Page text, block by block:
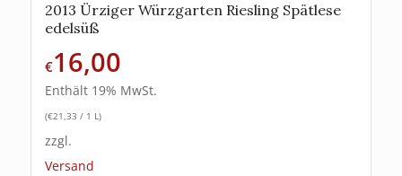
2013 Ürziger Würzgarten Riesling Spätlese
edelsüß
€16,00
Enthält 19% MwSt.
(€21,33 / 1 L)
zzgl.
Versand